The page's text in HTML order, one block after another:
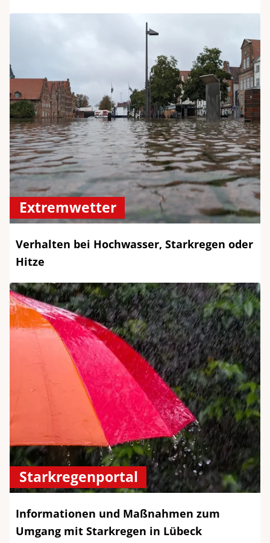
Extremwetter
Verhalten bei Hochwasser, Starkregen oder
Hitze
Starkregenportal
Informationen und Maßnahmen zum
Umgang mit Starkregen in Lübeck